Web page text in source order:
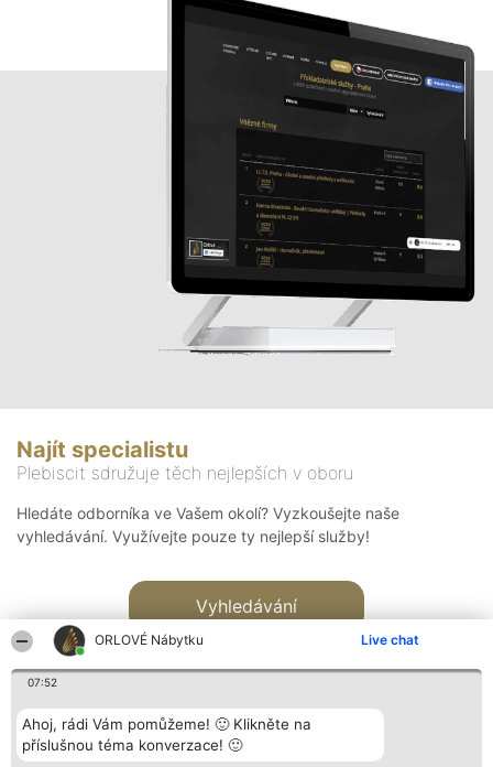
ORLOVÉ Nábytku Live chat
07:52
Ahoj, rádi Vám pomůžeme! 🙂 Klikněte na
příslušnou téma konverzace! 🙂
Najít specialistu
Plebiscit sdružuje těch nejlepších v oboru
Hledáte odborníka ve Vašem okolí? Vyzkoušejte naše
vyhledávání. Využívejte pouze ty nejlepší služby!
Vyhledávání